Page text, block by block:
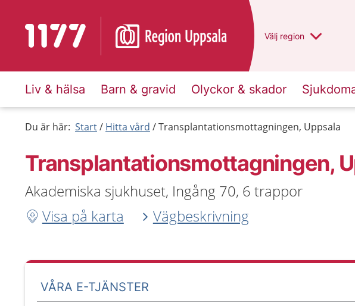
Till startsidan för 1177 Du har valt region
Välj en annan
region
Liv & hälsa Barn & gravid Olyckor & skador
Du är här: Start Hitta vård Transplantationsmottagningen, Uppsala
Transplantationsmottagningen,
Akademiska sjukhuset, Ingång 70, 6 trappor
Visa på karta
Vägbeskrivning
VÅRA E-TJÄNSTER